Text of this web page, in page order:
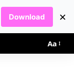
Aa
Download ×